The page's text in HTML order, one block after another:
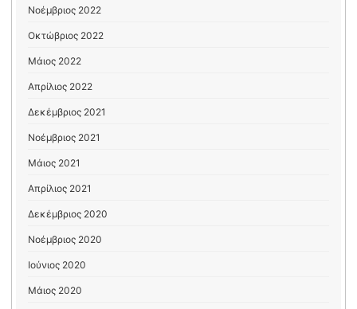
Νοέμβριος 2022
Οκτώβριος 2022
Μάιος 2022
Απρίλιος 2022
Δεκέμβριος 2021
Νοέμβριος 2021
Μάιος 2021
Απρίλιος 2021
Δεκέμβριος 2020
Νοέμβριος 2020
Ιούνιος 2020
Μάιος 2020